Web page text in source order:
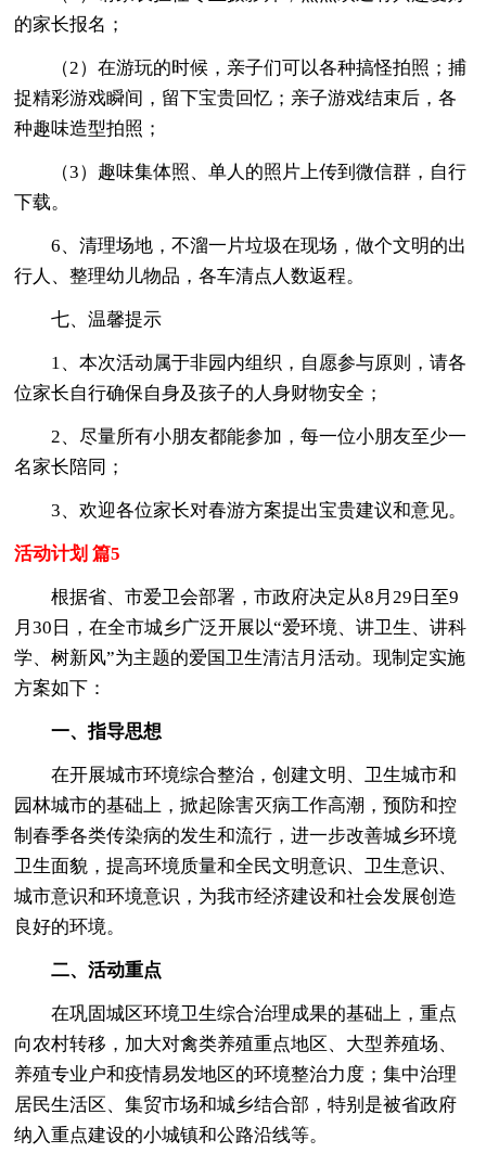
的家长报名；
（2）在游玩的时候，亲子们可以各种搞怪拍照；捕
捉精彩游戏瞬间，留下宝贵回忆；亲子游戏结束后，各
种趣味造型拍照；
（3）趣味集体照、单人的照片上传到微信群，自行
下载。
6、清理场地，不溜一片垃圾在现场，做个文明的出
行人、整理幼儿物品，各车清点人数返程。
七、温馨提示
1、本次活动属于非园内组织，自愿参与原则，请各
位家长自行确保自身及孩子的人身财物安全；
2、尽量所有小朋友都能参加，每一位小朋友至少一
名家长陪同；
3、欢迎各位家长对春游方案提出宝贵建议和意见。
活动计划 篇5
根据省、市爱卫会部署，市政府决定从8月29日至9
月30日，在全市城乡广泛开展以“爱环境、讲卫生、讲科
学、树新风”为主题的爱国卫生清洁月活动。现制定实施
方案如下：
一、指导思想
在开展城市环境综合整治，创建文明、卫生城市和
园林城市的基础上，掀起除害灭病工作高潮，预防和控
制春季各类传染病的发生和流行，进一步改善城乡环境
卫生面貌，提高环境质量和全民文明意识、卫生意识、
城市意识和环境意识，为我市经济建设和社会发展创造
良好的环境。
二、活动重点
在巩固城区环境卫生综合治理成果的基础上，重点
向农村转移，加大对禽类养殖重点地区、大型养殖场、
养殖专业户和疫情易发地区的环境整治力度；集中治理
居民生活区、集贸市场和城乡结合部，特别是被省政府
纳入重点建设的小城镇和公路沿线等。